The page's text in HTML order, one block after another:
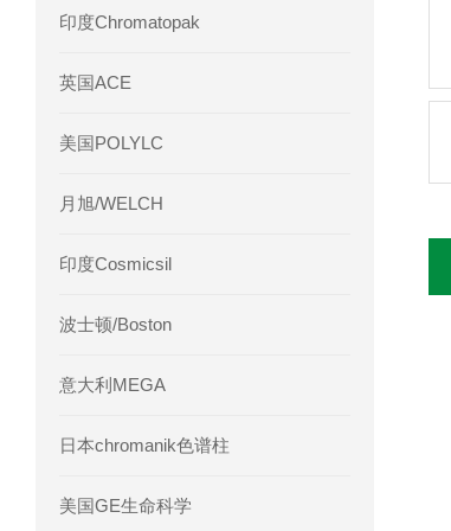
印度Chromatopak
英国ACE
美国POLYLC
月旭/WELCH
印度Cosmicsil
波士顿/Boston
意大利MEGA
日本chromanik色谱柱
美国GE生命科学